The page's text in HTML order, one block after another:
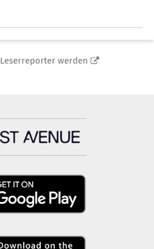
Leserreporter werden